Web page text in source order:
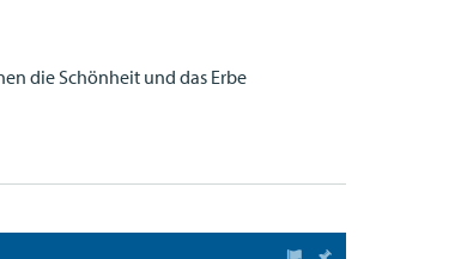
die Schönheit und das Erbe